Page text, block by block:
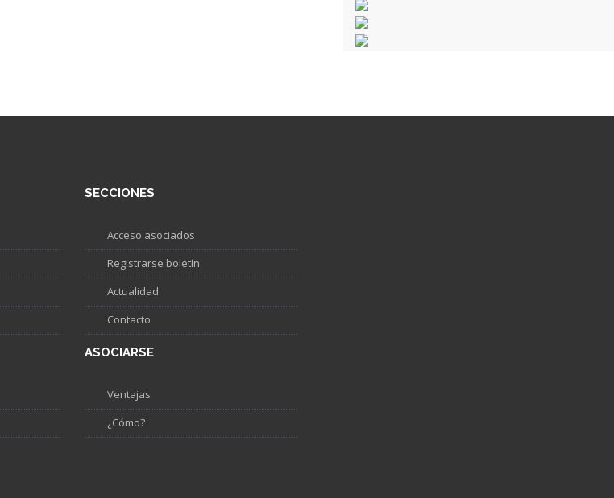
SECCIONES
Acceso asociados
Registrarse boletín
Actualidad
Contacto
ASOCIARSE
Ventajas
¿Cómo?